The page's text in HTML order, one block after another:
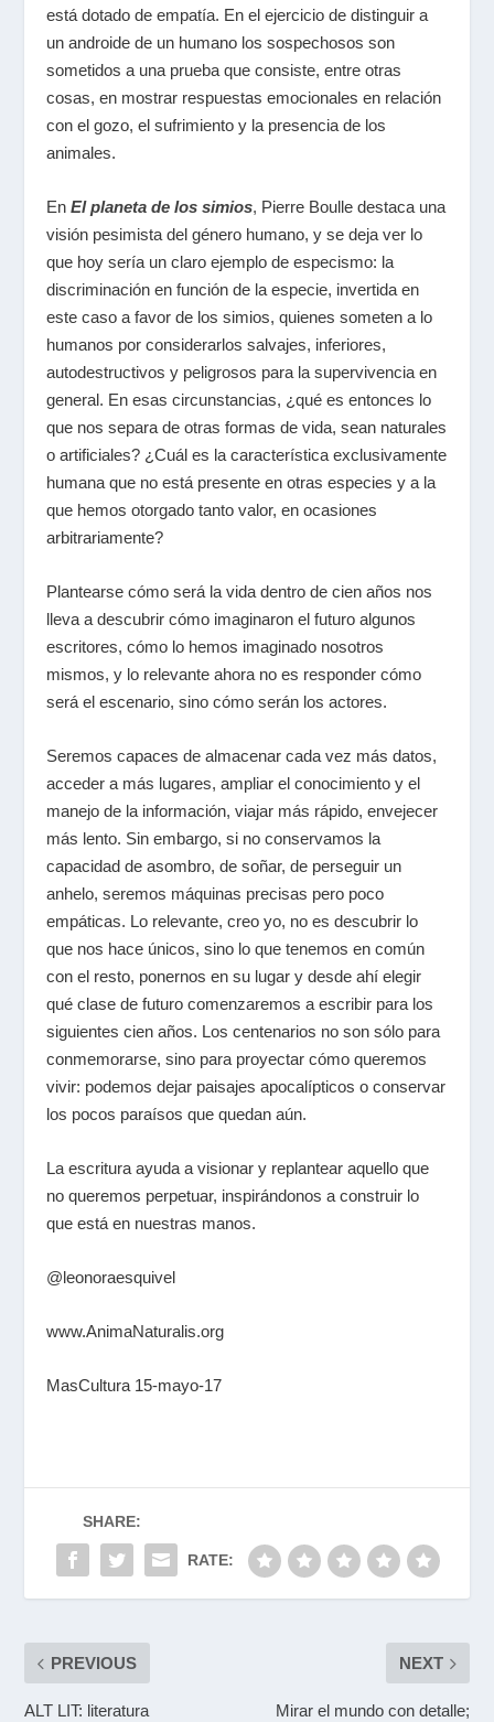
está dotado de empatía. En el ejercicio de distinguir a
un androide de un humano los sospechosos son
sometidos a una prueba que consiste, entre otras
cosas, en mostrar respuestas emocionales en relación
con el gozo, el sufrimiento y la presencia de los
animales.
EnEl planeta de los simios, Pierre Boulle destaca una
visión pesimista del género humano, y se deja ver lo
que hoy sería un claro ejemplo de especismo: la
discriminación en función de la especie, invertida en
este caso a favor de los simios, quienes someten a lo
humanos por considerarlos salvajes, inferiores,
autodestructivos y peligrosos para la supervivencia en
general. En esas circunstancias, ¿qué es entonces lo
que nos separa de otras formas de vida, sean naturales
o artificiales? ¿Cuál es la característica exclusivamente
humana que no está presente en otras especies y a la
que hemos otorgado tanto valor, en ocasiones
arbitrariamente?
Plantearse cómo será la vida dentro de cien años nos
lleva a descubrir cómo imaginaron el futuro algunos
escritores, cómo lo hemos imaginado nosotros
mismos, y lo relevante ahora no es responder cómo
será el escenario, sino cómo serán los actores.
Seremos capaces de almacenar cada vez más datos,
acceder a más lugares, ampliar el conocimiento y el
manejo de la información, viajar más rápido, envejecer
más lento. Sin embargo, si no conservamos la
capacidad de asombro, de soñar, de perseguir un
anhelo, seremos máquinas precisas pero poco
empáticas. Lo relevante, creo yo, no es descubrir lo
que nos hace únicos, sino lo que tenemos en común
con el resto, ponernos en su lugar y desde ahí elegir
qué clase de futuro comenzaremos a escribir para los
siguientes cien años. Los centenarios no son sólo para
conmemorarse, sino para proyectar cómo queremos
vivir: podemos dejar paisajes apocalípticos o conservar
los pocos paraísos que quedan aún.
La escritura ayuda a visionar y replantear aquello que
no queremos perpetuar, inspirándonos a construir lo
que está en nuestras manos.
@leonoraesquivel
www.AnimaNaturalis.org
MasCultura 15-mayo-17
SHARE:
RATE:
PREVIOUS
ALT LIT: literatura
NEXT
Mirar el mundo con detalle;